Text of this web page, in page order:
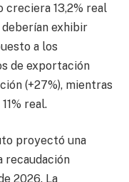
creciera 13,2% real
exhibir
a los
de exportación
(+27%), mientras
real.
proyectó una
recaudación
2026. La